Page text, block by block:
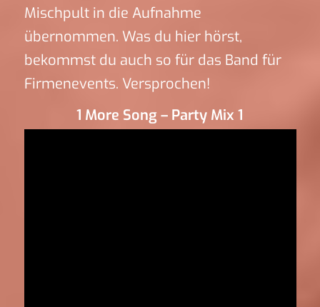
Mischpult in die Aufnahme
übernommen. Was du hier hörst,
bekommst du auch so für das Band für
Firmenevents. Versprochen!
1 More Song – Party Mix 1